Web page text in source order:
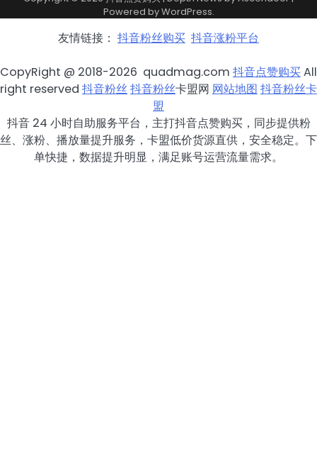
Powered byWordPress.
友情链接： 抖音粉丝购买 抖音涨粉平台
CopyRight @ 2018-2026 quadmag.com 抖音点赞购买All
right reserved 抖音粉丝抖音粉丝卡盟网 网站地图 抖音粉丝卡
盟
抖音 24 小时自助服务平台，主打抖音点赞购买，同步提供粉
丝、涨粉、播放量提升服务，卡盟低价货源直供，安全稳定。下
单快捷，数据提升明显，满足账号运营流量需求。